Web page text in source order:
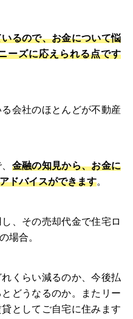
るので、お金について悩
ーズに応えられる点です
会社のほとんどが不動産
金融の知見から、お金に
ドバイスができます。
、その売却代金で住宅ロ
場合。
くらい減るのか、今後払
どうなるのか。またリー
としてご自宅に住みます